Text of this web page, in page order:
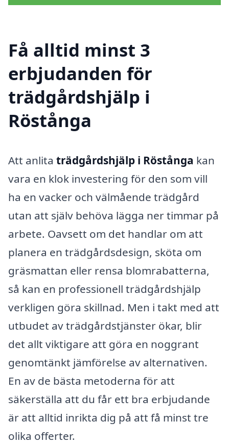
Få alltid minst 3
erbjudanden för
trädgårdshjälp i
Röstånga
Att anlita trädgårdshjälp i Röstånga kan
vara en klok investering för den som vill
ha en vacker och välmående trädgård
utan att själv behöva lägga ner timmar på
arbete. Oavsett om det handlar om att
planera en trädgårdsdesign, sköta om
gräsmattan eller rensa blomrabatterna,
så kan en professionell trädgårdshjälp
verkligen göra skillnad. Men i takt med att
utbudet av trädgårdstjänster ökar, blir
det allt viktigare att göra en noggrant
genomtänkt jämförelse av alternativen.
En av de bästa metoderna för att
säkerställa att du får ett bra erbjudande
är att alltid inrikta dig på att få minst tre
olika offerter.